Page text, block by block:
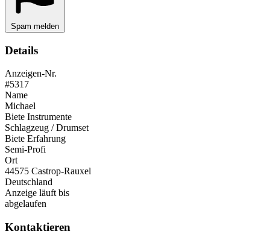
Spam melden
Details
Anzeigen-Nr.
#5317
Name
Michael
Biete Instrumente
Schlagzeug / Drumset
Biete Erfahrung
Semi-Profi
Ort
44575 Castrop-Rauxel
Deutschland
Anzeige läuft bis
abgelaufen
Kontaktieren